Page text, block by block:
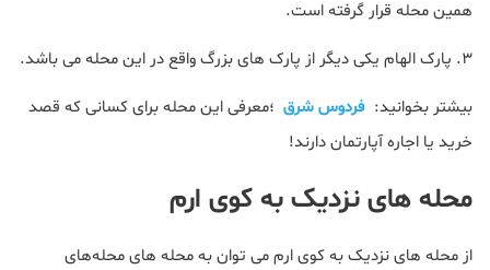
همین محله قرار گرفته است.
۳. پارک الهام یکی دیگر از پارک های بزرگ واقع در این محله می باشد.
بیشتر بخوانید: فردوس شرق ؛معرفی این محله برای کسانی که قصد
خرید یا اجاره آپارتمان دارند!
محله های نزدیک به کوی ارم
از محله های نزدیک به کوی ارم می توان به محله های محله‌های